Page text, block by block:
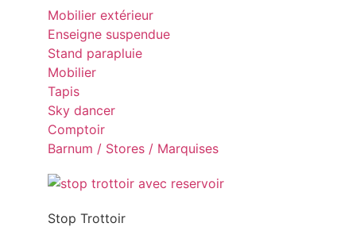
Mobilier extérieur
Enseigne suspendue
Stand parapluie
Mobilier
Tapis
Sky dancer
Comptoir
Barnum / Stores / Marquises
Stop Trottoir